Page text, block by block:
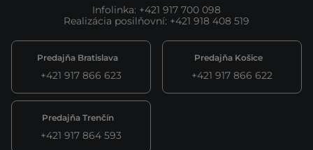
Infolinka: +421 917 700 098
Realizácia posilňovní: +421 918 408 519
Predajňa Bratislava
+421 917 866 623
Predajňa Košice
+421 917 866 622
Predajňa Trenčín
+421 917 864 593